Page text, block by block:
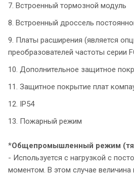
7. Встроенный тормозной модуль
8. Встроенный дроссель
9. Платы расширения (является
преобразователей частоты серии
10. Дополнительное защитное
11. Защитное покрытие плат
12. IP54
13. Пожарный режим
*Общепромышленный режим
- Используется с нагрузкой с
моментом. В этом случае